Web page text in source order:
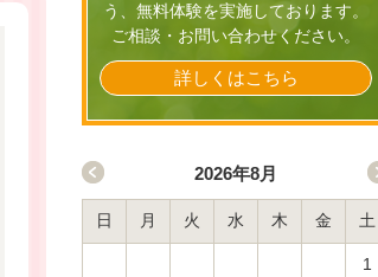
う、無料体験を実施しております。
ご相談・お問い合わせください。
詳しくはこちら
2026年8月
日 月 火 水 木 金 土
1